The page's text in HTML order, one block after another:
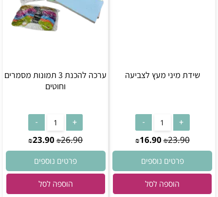
שידת מיני מעץ לצביעה
₪23.90
₪16.90
פרטים נוספים
הוספה לסל
ערכה להכנת 3 תמונות מסמרים
וחוטים
₪26.90
₪23.90
פרטים נוספים
הוספה לסל